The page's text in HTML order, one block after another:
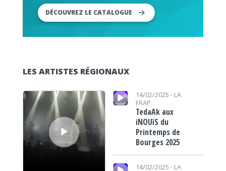
DÉCOUVREZ LE CATALOGUE
LES ARTISTES RÉGIONAUX
Lecteur audio
Lecteur audio 14/02/2025 - LA
FRAP
TedaAk aux
iNOUïS du
Printemps de
Bourges 2025
Lecteur audio
14/02/2025 - LA